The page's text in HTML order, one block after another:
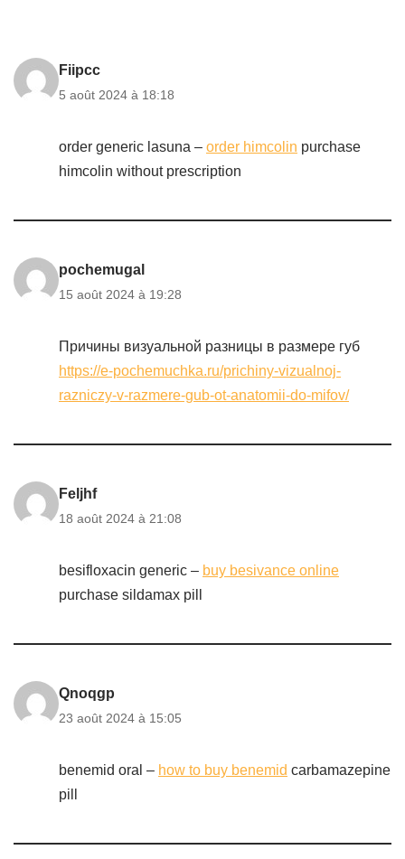
Fiipcc
5 août 2024 à 18:18
order generic lasuna – order himcolin purchase
himcolin without prescription
pochemugal
15 août 2024 à 19:28
Причины визуальной разницы в размере губ
https://e-pochemuchka.ru/prichiny-vizualnoj-
razniczy-v-razmere-gub-ot-anatomii-do-mifov/
Feljhf
18 août 2024 à 21:08
besifloxacin generic – buy besivance online
purchase sildamax pill
Qnoqgp
23 août 2024 à 15:05
benemid oral – how to buy benemid carbamazepine
pill